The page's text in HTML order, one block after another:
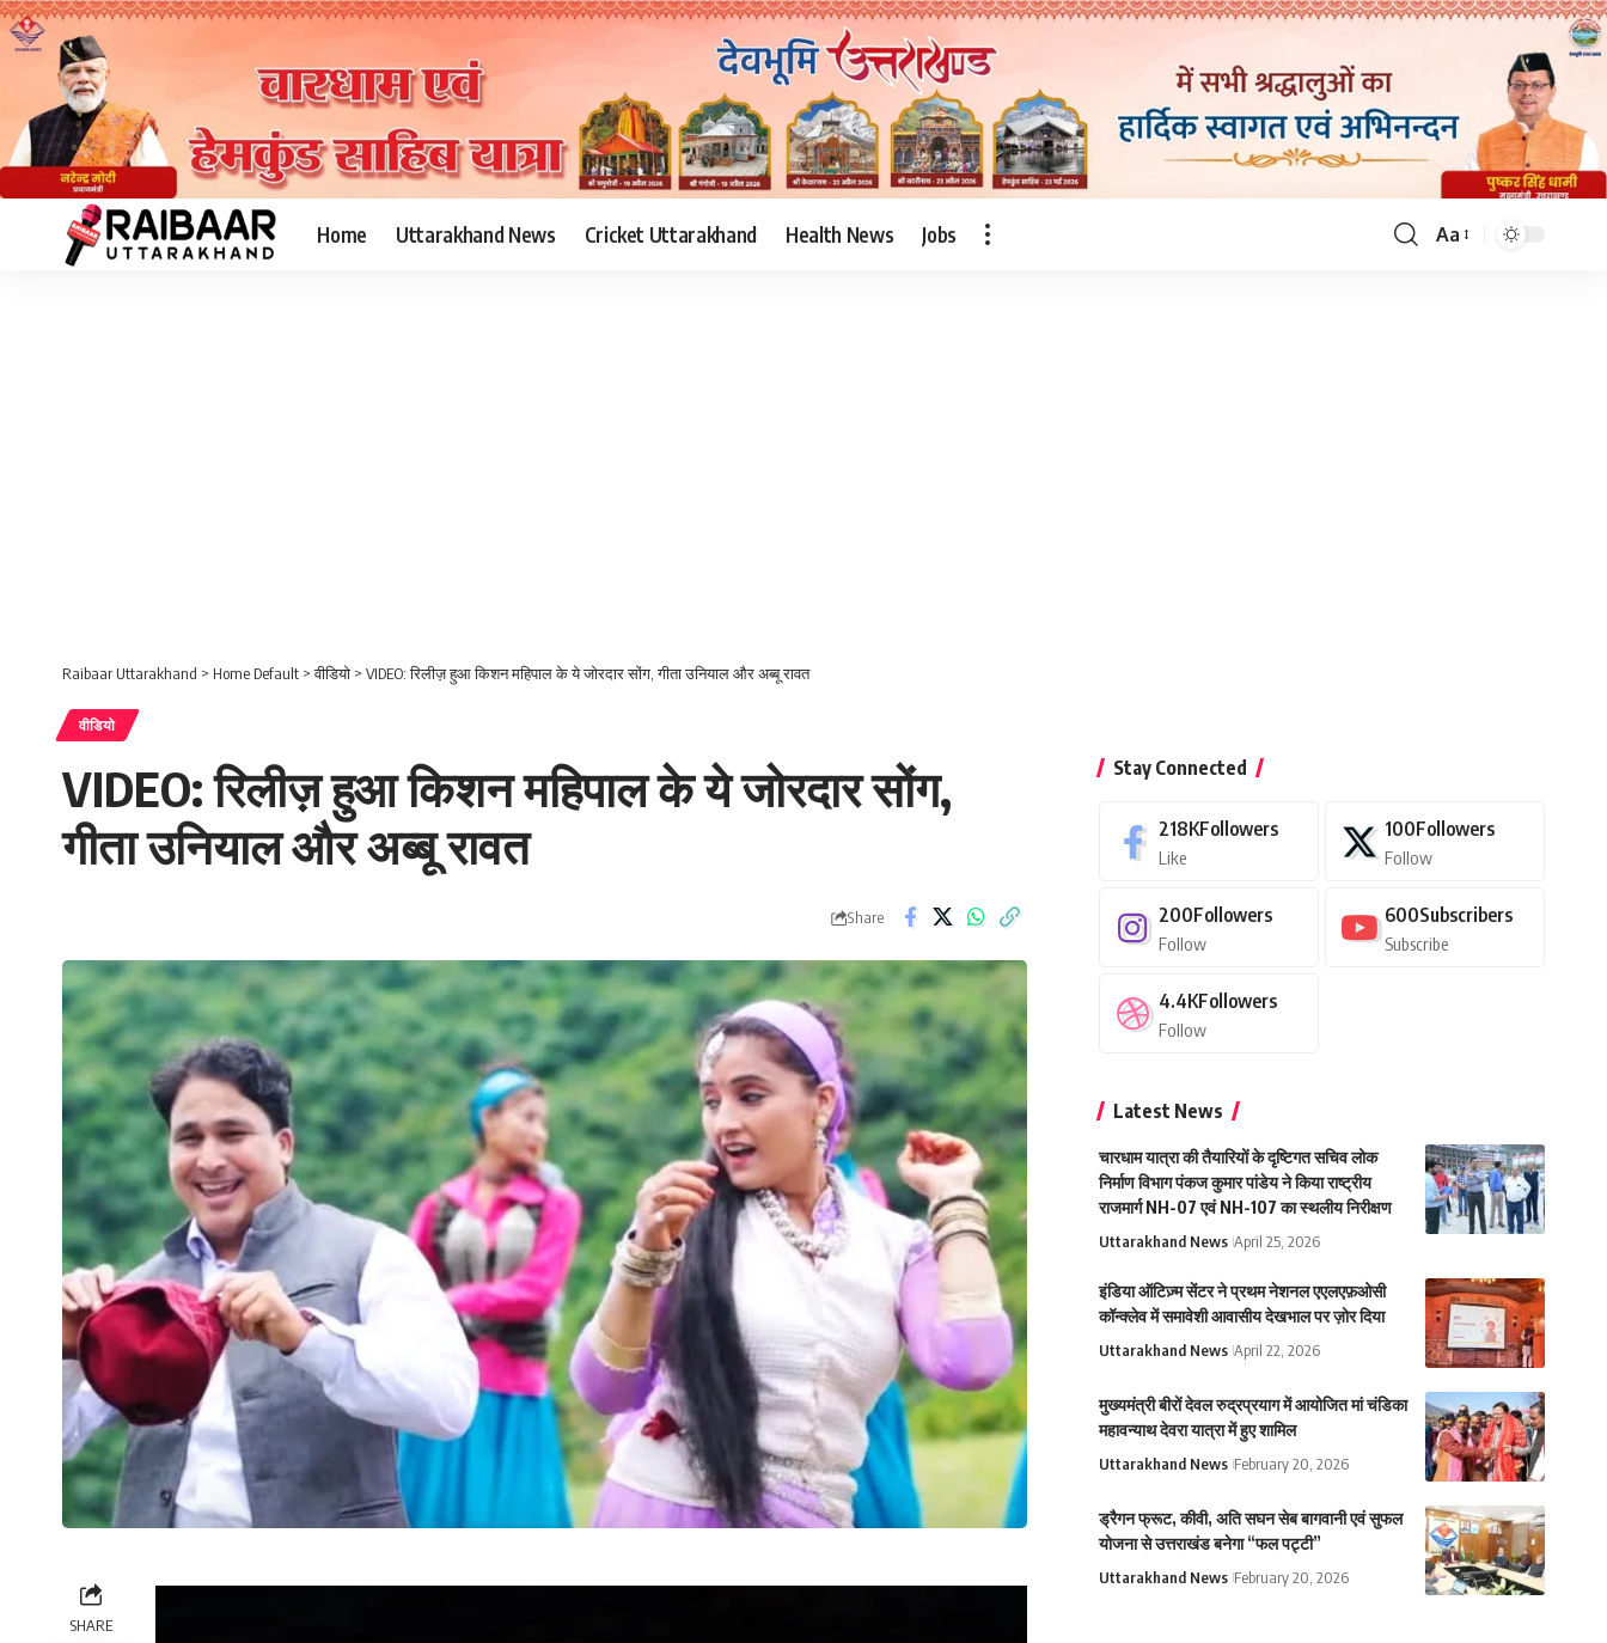
Home Uttarakhand News Cricket Uttarakhand Health News Jobs
Font
Aa
Raibaar Uttarakhand > Home Default >वीडियो > VIDEO: रिलीज़ हुआ किशन महिपाल के ये जोरदार सोंग, गीता उनियाल और अब्बू रावत
वीडियो
VIDEO: रिलीज़ हुआ किशन महिपाल के ये जोरदार सोंग,
गीता उनियाल और अब्बू रावत
Share
SHARE
Stay Connected
218KFollowers
Like
100Followers
Follow
200Followers
Follow
600Subscribers
Subscribe
4.4KFollowers
Follow
Latest News
चारधाम यात्रा की तैयारियों के दृष्टिगत सचिव लोक
निर्माण विभाग पंकज कुमार पांडेय ने किया राष्ट्रीय
राजमार्ग NH-07 एवं NH-107 का स्थलीय निरीक्षण
Uttarakhand News April 25, 2026
इंडिया ऑटिज़्म सेंटर ने प्रथम नेशनल एएलएफ़ओसी
कॉन्क्लेव में समावेशी आवासीय देखभाल पर ज़ोर दिया
Uttarakhand News April 22, 2026
मुख्यमंत्री बीरों देवल रुद्रप्रयाग में आयोजित मां चंडिका
महावन्याथ देवरा यात्रा में हुए शामिल
Uttarakhand News February 20, 2026
ड्रैगन फ्रूट, कीवी, अति सघन सेब बागवानी एवं सुफल
योजना से उत्तराखंड बनेगा “फल पट्टी”
Uttarakhand News February 20, 2026